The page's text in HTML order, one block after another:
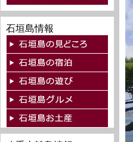
石垣島情報